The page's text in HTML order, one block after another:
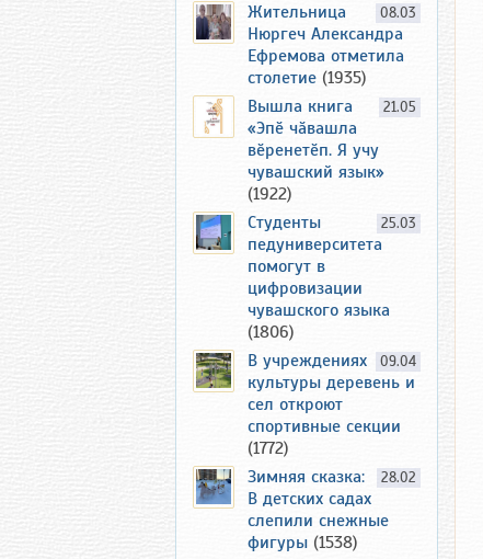
08.03
Жительница
Нюргеч Александра
Ефремова отметила
столетие (1935)
21.05
Вышла книга
«Эпӗ чӑвашла
вӗренетӗп. Я учу
чувашский язык»
(1922)
25.03
Студенты
педуниверситета
помогут в
цифровизации
чувашского языка
(1806)
09.04
В учреждениях
культуры деревень и
сел откроют
спортивные секции
(1772)
28.02
Зимняя сказка:
В детских садах
слепили снежные
фигуры (1538)